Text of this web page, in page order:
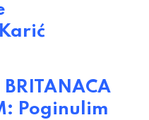
BRITANACA
Poginulim